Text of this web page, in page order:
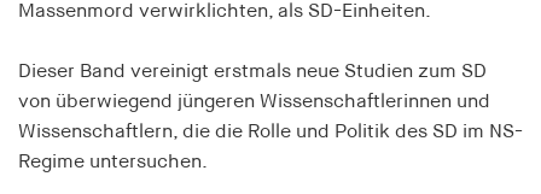
Massenmord verwirklichten, als SD-Einheiten.
Dieser Band vereinigt erstmals neue Studien zum SD
von überwiegend jüngeren Wissenschaftlerinnen und
Wissenschaftlern, die die Rolle und Politik des SD im NS-
Regime untersuchen.
fonts_loaded
Name:
fonts_loaded
Anbieter:
hamburger-edition.de